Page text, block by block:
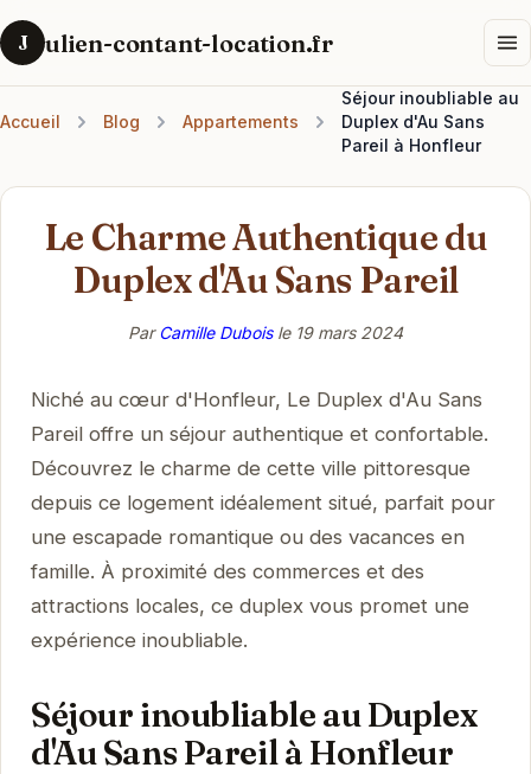
J ulien-contant-location.fr
Accueil Blog Appartements
Séjour inoubliable au
Duplex d'Au Sans
Pareil à Honfleur
Le Charme Authentique du
Duplex d'Au Sans Pareil
ParCamille Duboisle 19 mars 2024
Niché au cœur d'Honfleur, Le Duplex d'Au Sans
Pareil offre un séjour authentique et confortable.
Découvrez le charme de cette ville pittoresque
depuis ce logement idéalement situé, parfait pour
une escapade romantique ou des vacances en
famille. À proximité des commerces et des
attractions locales, ce duplex vous promet une
expérience inoubliable.
Séjour inoubliable au Duplex
d'Au Sans Pareil à Honfleur